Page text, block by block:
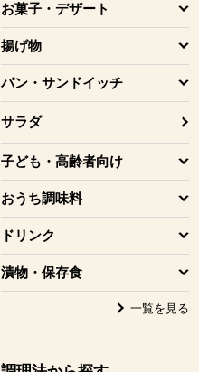
お菓子・デザート
を開く
揚げ物
を開く
パン・サンドイッチ
を開く
サラダ
子ども・高齢者向け
を開く
おうち調味料
を開く
ドリンク
を開く
漬物・保存食
を開く
一覧を見る